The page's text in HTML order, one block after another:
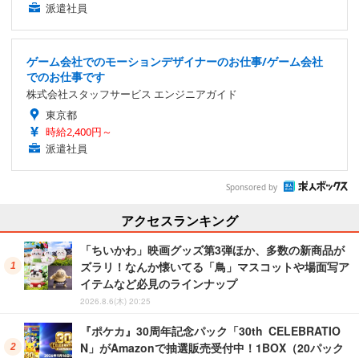
派遣社員
ゲーム会社でのモーションデザイナーのお仕事/ゲーム会社
でのお仕事です
株式会社スタッフサービス エンジニアガイド
東京都
時給2,400円～
派遣社員
Sponsored by
アクセスランキング
「ちいかわ」映画グッズ第3弾ほか、多数の新商品が
ズラリ！なんか懐いてる「鳥」マスコットや場面写ア
イテムなど必見のラインナップ
2026.8.6(木) 20:25
『ポケカ』30周年記念パック「30th CELEBRATIO
N」がAmazonで抽選販売受付中！1BOX（20パック